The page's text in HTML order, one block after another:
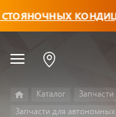
Каталог
Запчасти для